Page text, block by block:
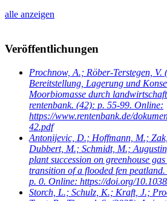
alle anzeigen
Veröffentlichungen
Prochnow, A.; Röber-Terstegen, V.
Bereitstellung, Lagerung und
Moorbiomasse durch
rentenbank. (42): p. 55-99. Online:
https://www.rentenbank.de/
42.pdf
Antonijevic, D.; Hoffmann, M.;
Dubbert, M.; Schmidt, M.;
plant succession on greenhouse
transition of a flooded fen
p. 0. Online: https://doi.org/
Storch, L.; Schulz, K.; Kraft, J.;